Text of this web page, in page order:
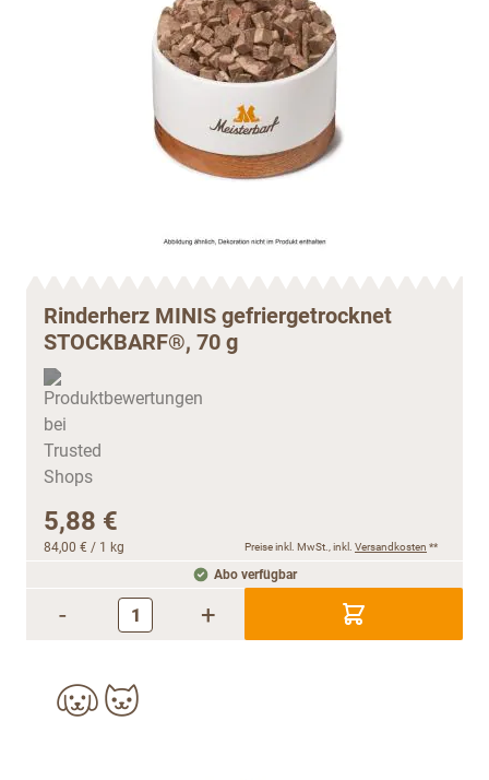
Rinderherz MINIS gefriergetrocknet
STOCKBARF®, 70 g
5,88 €
84,00 € / 1 kg Preise inkl. MwSt., inkl. Versandkosten **
Abo verfügbar
- +